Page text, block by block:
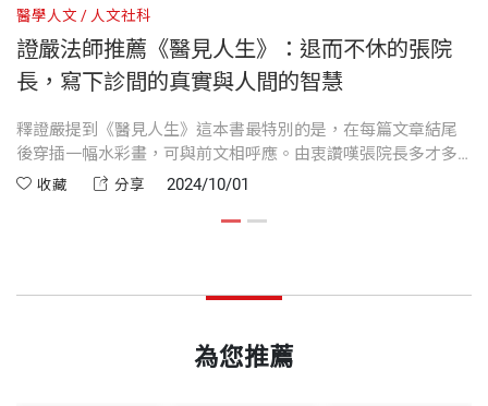
——釋證嚴 佛教慈濟慈善事業基金會創辦人
本書最大的特色就是文中有畫，畫中有文，二者缺一不可。從每一
篇文章，每一幅圖畫中，我們彷彿都看到了生命中一些正向的東
西，有希望，有幽默，有勇氣。
當白袍裝著文學的靈魂，從人間看診間，診間有人間。
的橘子
剝下的橘皮／健檢／健身教練／繪畫與風濕病／在人生旅程中欣悅
走踏
輯二 診間百態
未飲已醉／人間煙火／九九久久／冰島／三重人／家事／一家子
少些後顧之憂／小時候／想辦法不老／下輩子還要／搬出媽媽來
勞羊傷財／手抖／白髮／吃得苦中苦／名字／好年好福氣／身心
明代醫學家張介賓先生曰：「夫生者，天地之大德也。醫者，贊天
地之生者也。」「醫見人生」的書名，確屬巧奪天工。
這本書仍然在寫診間百態、人間見聞。非常感恩泉湧不絕的靈感，
激盪出寫意的文字和圖畫，彰顯人類的原始情懷，和人性的根本價
走坐臥、食衣住行都是人生，只是常無聲無息匆匆的就飄走了，而
杏林春暖。
慈濟一向尊重生命，「以病為師」的優良傳統，醫界多有耳聞。
困難多少倍？張居士執掌院務如軌進行，院內外都獲得好評。
張德明醫師的理性與感性》、《醫見人生：張德明醫
師的人間診間思索》（以上為天下文化出版），以及
《看懂風濕免疫：教你正確對抗風濕、應變新冠病
毒！》、《全身性紅斑性狼瘡面面觀》、《痛風》、
《過敏免疫全書》、《完全解析類風濕性關節炎診治
心，醫治病人，照護大眾醫療。做為醫者，不僅要細
察病因，更要體察人生，他在「人間」與「診間」之
開本 14.8x21cm
印刷規格 部分彩色
醫學人文 人文社科
證嚴法師推薦《醫見人生》：退而不休的張院
長，寫下診間的真實與人間的智慧
釋證嚴提到《醫見人生》這本書最特別的是，在每篇文章結尾
後穿插一幅水彩畫，可與前文相呼應。由衷讚嘆張院長多才多
藝，不僅信手拈來就是一篇錦繡文章，又能在每篇文章結束後
步，可見張院長有很高的藝術涵養。
收藏 分享 2024/10/01
為您推薦